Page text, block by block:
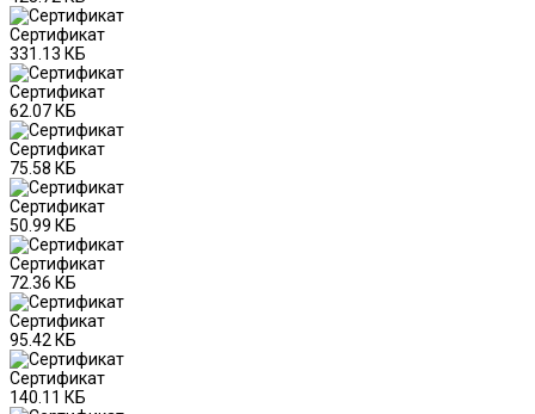
Сертификат
331.13 КБ
Сертификат
62.07 КБ
Сертификат
75.58 КБ
Сертификат
50.99 КБ
Сертификат
72.36 КБ
Сертификат
95.42 КБ
Сертификат
140.11 КБ